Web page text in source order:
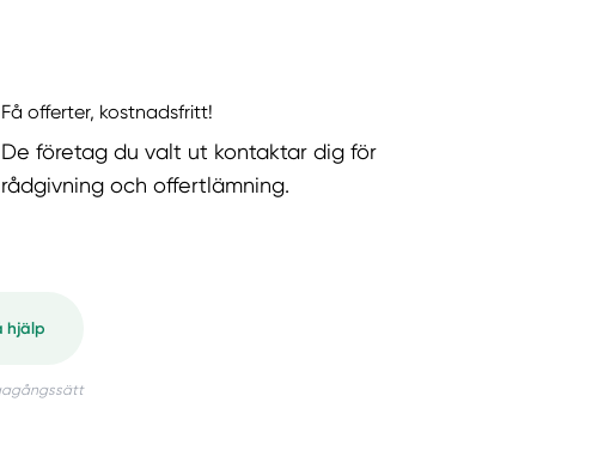
Få offerter, kostnadsfritt!
De företag du valt ut kontaktar dig för
rådgivning och offertlämning.